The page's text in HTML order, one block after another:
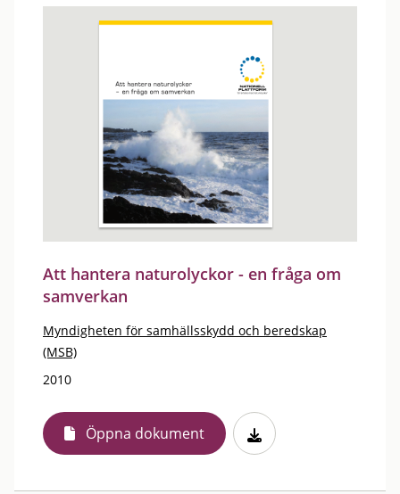
Att hantera naturolyckor - en fråga om
samverkan
Myndigheten för samhällsskydd och beredskap
(MSB)
2010
Öppna dokument